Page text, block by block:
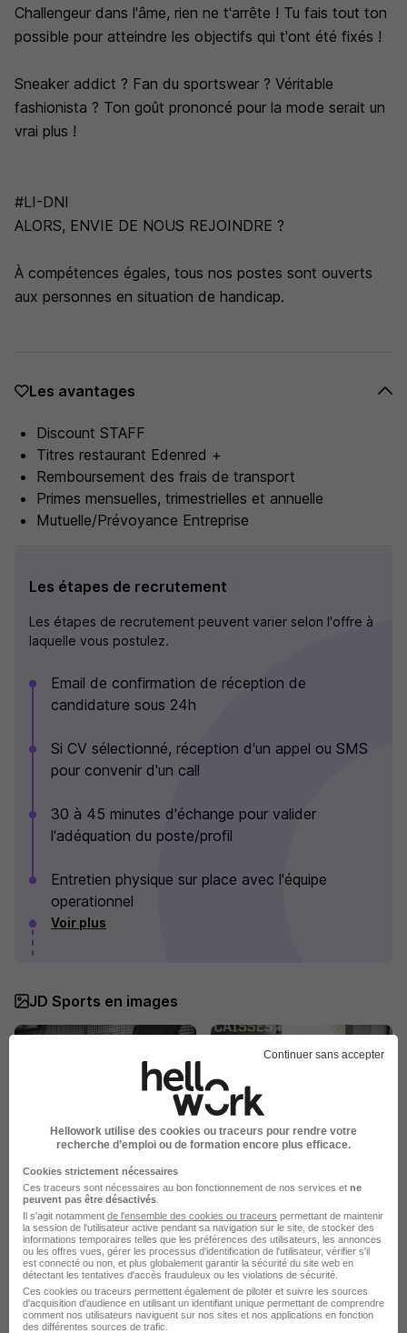
Challengeur dans l'âme, rien ne t'arrête ! Tu fais tout ton
possible pour atteindre les objectifs qui t'ont été fixés !
Sneaker addict ? Fan du sportswear ? Véritable
fashionista ? Ton goût prononcé pour la mode serait un
vrai plus !
#LI-DNI
ALORS, ENVIE DE NOUS REJOINDRE ?
À compétences égales, tous nos postes sont ouverts
aux personnes en situation de handicap.
Les avantages
Discount STAFF
Titres restaurant Edenred +
Remboursement des frais de transport
Primes mensuelles, trimestrielles et annuelle
Mutuelle/Prévoyance Entreprise
Les étapes de recrutement
Les étapes de recrutement peuvent varier selon l'offre à
laquelle vous postulez.
Email de confirmation de réception de
candidature sous 24h
Si CV sélectionné, réception d'un appel ou SMS
pour convenir d'un call
30 à 45 minutes d'échange pour valider
l'adéquation du poste/profil
Entretien physique sur place avec l'équipe
operationnel
Voir plus
JD Sports en images
Publiée le 26/07/2026 - Réf : 4286281101
Continuer sans accepter
Hellowork utilise des cookies ou traceurs pour rendre votre
recherche d’emploi ou de formation encore plus efficace.
Cookies strictement nécessaires
Ces traceurs sont nécessaires au bon fonctionnement de nos services et ne
peuvent pas être désactivés
Il s'agit notamment de l'ensemble des cookies ou traceurs permettant de maintenir
la session de l'utilisateur active pendant sa navigation sur le site, de stocker des
informations temporaires telles que les préférences des utilisateurs, les annonces
ou les offres vues, gérer les processus d'identification de l'utilisateur, vérifier s'il
est connecté ou non, et plus globalement garantir la sécurité du site web en
détectant les tentatives d'accès frauduleux ou les violations de sécurité.
Ces cookies ou traceurs permettent également de piloter et suivre les sources
d'acquisition d'audience en utilisant un identifiant unique permettant de comprendre
comment nos utilisateurs naviguent sur nos sites et nos applications en fonction
des différentes sources de trafic.